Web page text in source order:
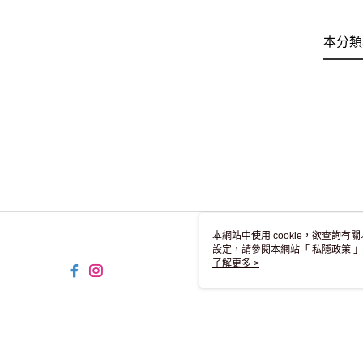
本分
本網站中使用 cookie，欲查詢有
設定，請參閱本網站「 私隱政策
用 cookie。
了解更多 >